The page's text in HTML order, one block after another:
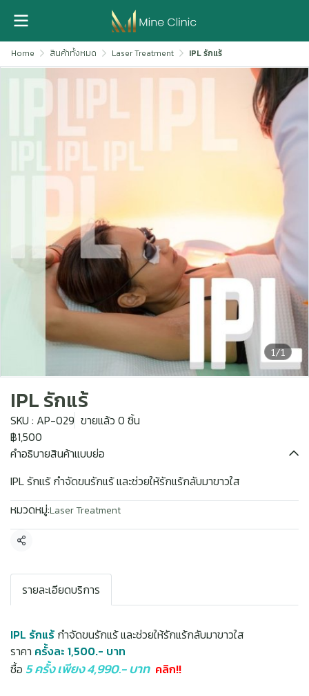
Home สินค้าทั้งหมด Laser Treatment IPL รักแร้
1/1
IPL รักแร้
SKU : AP-029 ขายแล้ว 0 ชิ้น
฿1,500
คำอธิบายสินค้าแบบย่อ
IPL รักแร้ กำจัดขนรักแร้ และช่วยให้รักแร้กลับมาขาวใส
หมวดหมู่:Laser Treatment
แชร์
รายละเอียดบริการ
IPL รักแร้ กำจัดขนรักแร้ และช่วยให้รักแร้กลับมาขาวใส
ราคา ครั้งละ 1,500.- บาท
ซื้อ 5 ครั้ง เพียง 4,990.- บาท คลิก!!